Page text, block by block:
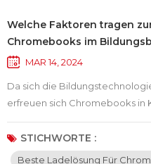
Welche Faktoren tragen
Chromebooks im
optimale Ladelösung für
MAR 14, 2024
Da sich die
erfreuen sich Chromebooks in
Beliebtheit. Warum sind
beliebt? Was sind die besten
Lassen Sie uns gemeinsam
STICHWORTE :
Beste Ladelösung Für